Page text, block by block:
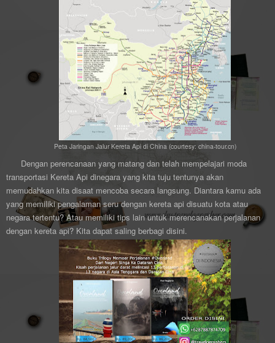
Peta Jaringan Jalur Kereta Api di China (courtesy: china-tour.cn)
Dengan perencanaan yang matang dan telah mempelajari moda
transportasi Kereta Api dinegara yang kita tuju tentunya akan
memudahkan kita disaat mencoba secara langsung. Diantara kamu ada
yang memiliki pengalaman seru dengan kereta api disuatu kota atau
negara tertentu? Atau memiliki tips lain untuk merencanakan perjalanan
dengan kereta api? Kita dapat saling berbagi disini.